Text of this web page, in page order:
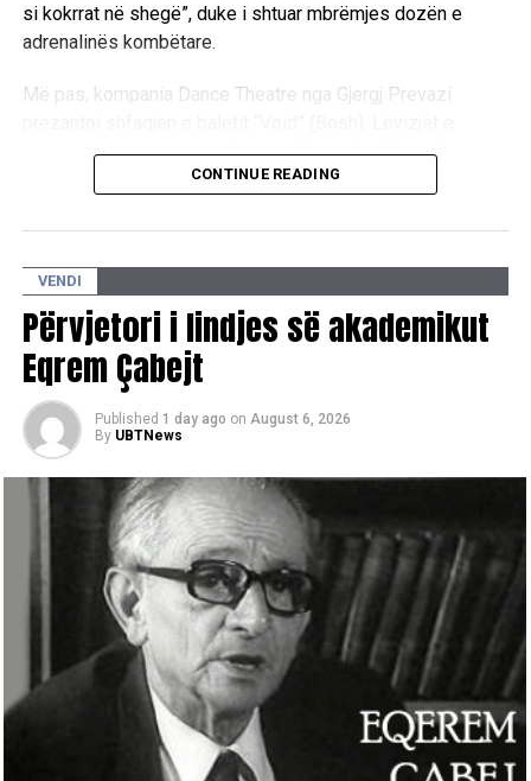
si kokrrat në shegë”, duke i shtuar mbrëmjes dozën e
adrenalinës kombëtare.
Më pas, kompania Dance Theatre nga Gjergj Prevazi
precizuara të balerinave Katerina Goga dhe Chiara Xoxi
përcollën përmes gjuhës së trupit përpjekjen për të
përmbyll te “Qilimi fluturues i gjyshes” me performancën e
grupit “NA” dhe DJ Cabo, duke gërshetuar muziken
tradicionale me atë moderne. /E.A/
CONTINUE READING
VENDI
Përvjetori i lindjes së akademikut
Eqrem Çabejt
Published 1 day ago on August 6, 2026
By UBTNews